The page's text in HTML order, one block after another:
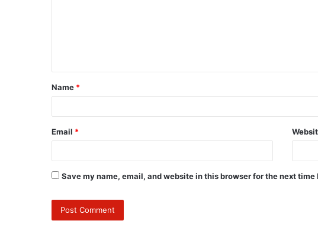
Name *
Email *
Save my name, email, and website in this browser for the next time